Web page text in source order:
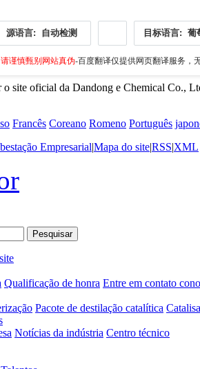
源语言: 自动检测 目标语言: 葡
请谨慎甄别网站真伪-百度翻译仅提供网页翻译服务，